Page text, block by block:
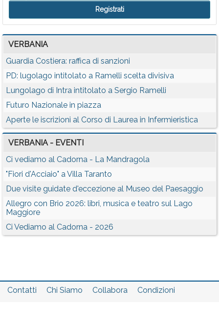
VERBANIA
Guardia Costiera: raffica di sanzioni
PD: lugolago intitolato a Ramelli scelta divisiva
Lungolago di Intra intitolato a Sergio Ramelli
Futuro Nazionale in piazza
Aperte le iscrizioni al Corso di Laurea in Infermieristica
VERBANIA - EVENTI
Ci vediamo al Cadorna - La Mandragola
"Fiori d'Acciaio" a Villa Taranto
Due visite guidate d'eccezione al Museo del Paesaggio
Allegro con Brio 2026: libri, musica e teatro sul Lago
Maggiore
Ci Vediamo al Cadorna - 2026
Contatti Chi Siamo Collabora
Condizioni